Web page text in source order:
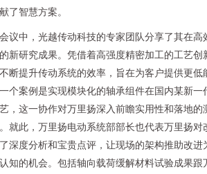
了智慧方案。
议中，光越传动科技的专家团队分享了其在
新研究成果。凭借着高强度精密加工的工艺
断提升传动系统的效率，旨在为客户提供更
个案例是实现模块化的轴承组件在国内某新
，这一协作对万里扬深入前瞻实用性和落地
就此，万里扬电动系统部部长也代表万里扬
深度分析和宝贵点评，让现场的架构推助改
知的机会。包括轴向载荷缓解材料试验成果